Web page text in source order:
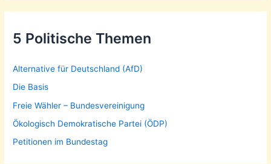
5 Politische Themen
Alternative für Deutschland (AfD)
Die Basis
Freie Wähler – Bundesvereinigung
Ökologisch Demokratische Partei (ÖDP)
Petitionen im Bundestag